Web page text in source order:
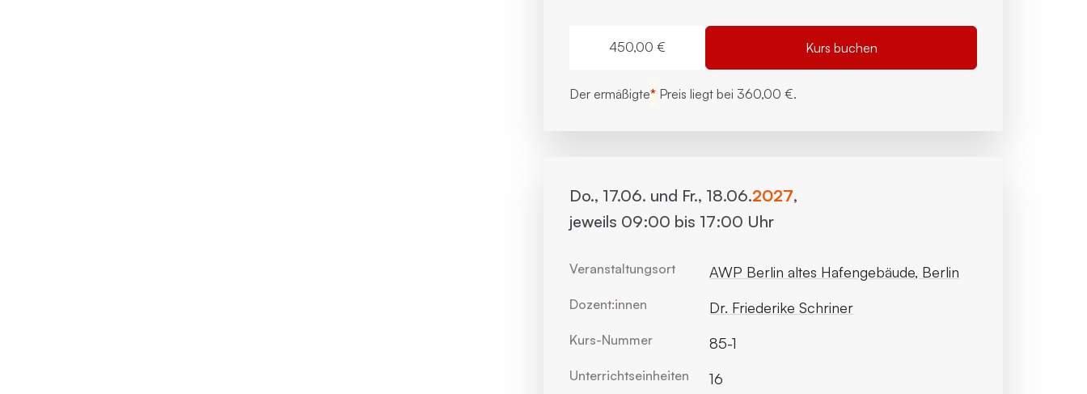
450,00 € Kurs buchen
Der ermäßigte* Preis liegt bei 360,00 €.
Do., 17.06. und Fr., 18.06.2027,
jeweils 09:00 bis 17:00 Uhr
Veranstaltungsort AWP Berlin altes Hafengebäude, Berlin
Dozent:innen Dr. Friederike Schriner
Kurs-Nummer 85-1
Unterrichts­einheiten 16